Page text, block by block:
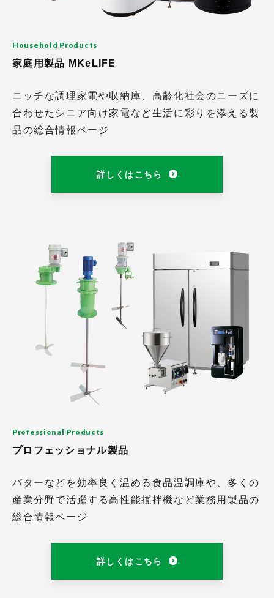
Household Products
家庭用製品 MKeLIFE
ニッチな調理家電や収納庫、高齢化社会のニーズに
合わせたシニア向け家電など生活に彩りを添える製
品の総合情報ページ
詳しくはこちら
Professional Products
プロフェッショナル製品
バターなどを効率良く温める食品温調庫や、多くの
産業分野で活躍する高性能撹拌機など業務用製品の
総合情報ページ
詳しくはこちら